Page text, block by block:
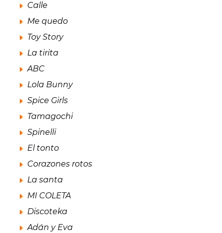
Calle
Me quedo
Toy Story
La tirita
ABC
Lola Bunny
Spice Girls
Tamagochi
Spinelli
El tonto
Corazones rotos
La santa
MI COLETA
Discoteka
Adán y Eva